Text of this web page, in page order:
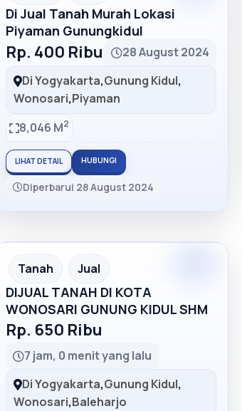
Di Jual Tanah Murah Lokasi
Piyaman Gunungkidul
Rp. 400 Ribu
28 August 2024
Di Yogyakarta,Gunung Kidul,
Wonosari,Piyaman
8,046 M2
LIHAT DETAIL HUBUNGI
Diperbarui 28 August 2024
Recommended
Tanah Jual
DIJUAL TANAH DI KOTA
WONOSARI GUNUNG KIDUL SHM
Rp. 650 Ribu
7 jam, 0 menit yang lalu
Di Yogyakarta,Gunung Kidul,
Wonosari,Baleharjo